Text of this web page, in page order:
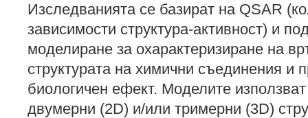
Изследванията се базират на QSAR
зависимости структура-активност) и
моделиране за охарактеризиране на
структурата на химични съединения и
биологичен ефект. Моделите
двумерни (2D) и/или тримерни (3D)